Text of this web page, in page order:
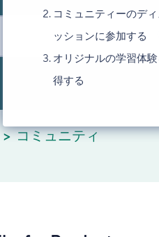
コミュニティーのデ
ッションに参加する
オリジナルの学習体
得する
コミュニティ